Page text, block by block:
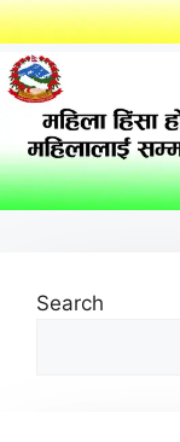
Search